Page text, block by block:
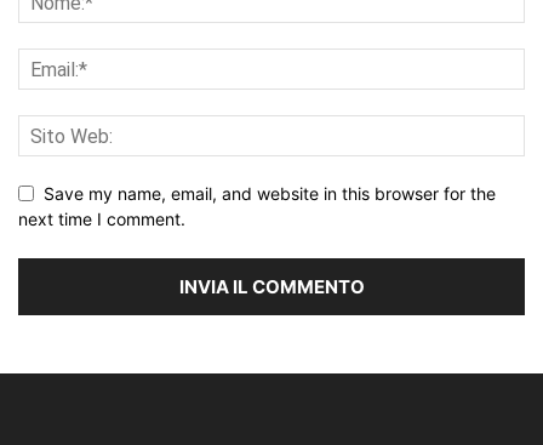
Save my name, email, and website in this browser for the
next time I comment.